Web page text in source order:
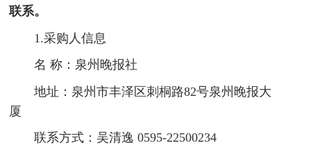
联系。
1.采购人信息
名 称：泉州晚报社
地址：泉州市丰泽区刺桐路82号泉州晚报大
厦
联系方式：吴清逸 0595-22500234